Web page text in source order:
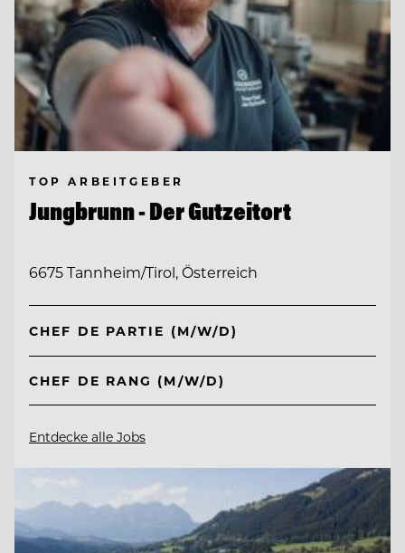
TOP ARBEITGEBER
Jungbrunn - Der Gutzeitort
6675 Tannheim/Tirol, Österreich
CHEF DE PARTIE (M/W/D)
CHEF DE RANG (M/W/D)
Entdecke alle Jobs